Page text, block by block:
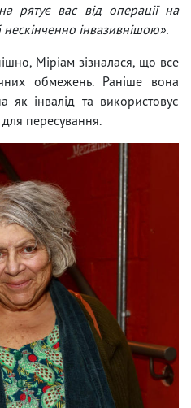
рятує вас від операції на
нескінченно інвазивнішою».
Міріам зізналася, що все
обмежень. Раніше вона
як інвалід та використовує
пересування.